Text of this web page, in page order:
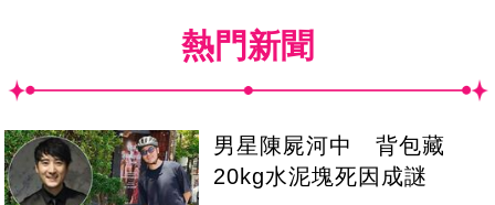
熱門新聞
男星陳屍河中 背包藏
20kg水泥塊死因成謎